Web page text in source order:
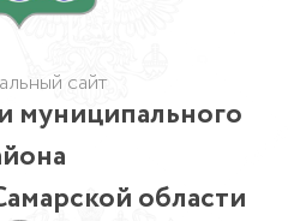
сайт
муниципального
области